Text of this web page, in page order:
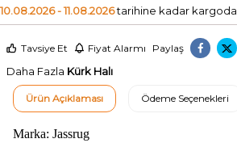
10.08.2026 - 11.08.2026tarihine kadar kargoda
Tavsiye Et Fiyat Alarmı Paylaş
Daha Fazla Kürk Halı
Ürün Açıklaması Ödeme Seçenekleri
Marka: Jassrug